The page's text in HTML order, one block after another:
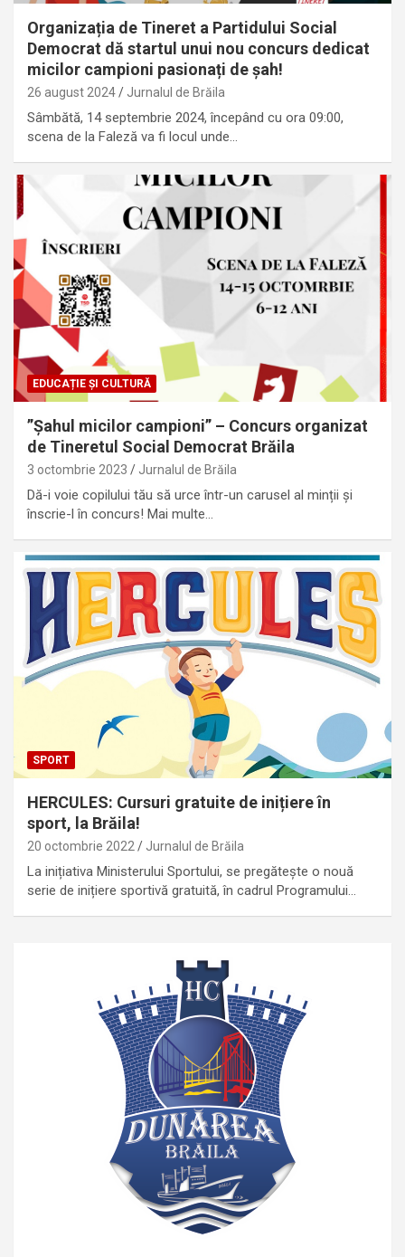
Organizația de Tineret a Partidului Social
Democrat dă startul unui nou concurs dedicat
micilor campioni pasionați de șah!
26 august 2024 Jurnalul de Brăila
Sâmbătă, 14 septembrie 2024, începând cu ora 09:00,
scena de la Faleză va fi locul unde…
EDUCAȚIE ȘI CULTURĂ
”Șahul micilor campioni” – Concurs organizat
de Tineretul Social Democrat Brăila
3 octombrie 2023 Jurnalul de Brăila
Dă-i voie copilului tău să urce într-un carusel al minții și
înscrie-l în concurs! Mai multe…
SPORT
HERCULES: Cursuri gratuite de inițiere în
sport, la Brăila!
20 octombrie 2022 Jurnalul de Brăila
La inițiativa Ministerului Sportului, se pregătește o nouă
serie de inițiere sportivă gratuită, în cadrul Programului…